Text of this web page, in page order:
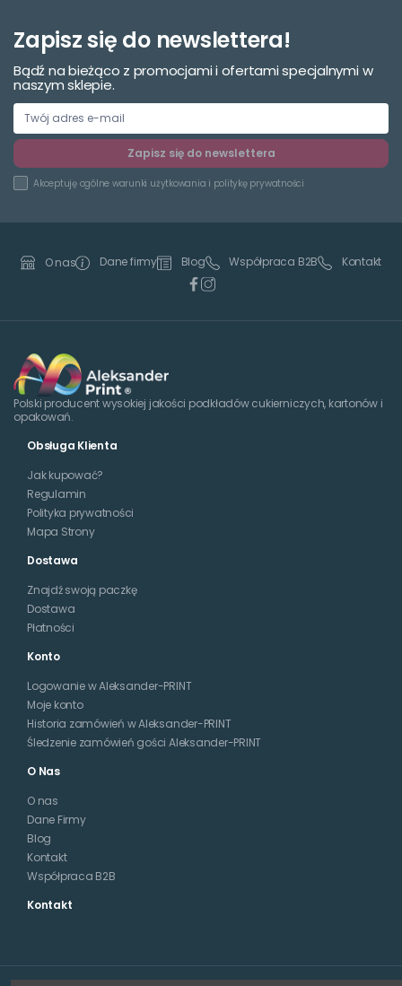
Zapisz się do newslettera!
Bądź na bieżąco z promocjami i ofertami specjalnymi w
naszym sklepie.
Zapisz się do newslettera
Akceptuję ogólne warunki użytkowania i politykę prywatności
O nas Dane firmy Blog Współpraca B2B Kontakt
Polski producent wysokiej jakości podkładów cukierniczych, kartonów i
opakowań.
Obsługa Klienta
Jak kupować?
Regulamin
Polityka prywatności
Mapa Strony
Dostawa
Znajdź swoją paczkę
Dostawa
Płatności
Konto
Logowanie w Aleksander-PRINT
Moje konto
Historia zamówień w Aleksander-PRINT
Śledzenie zamówień gości Aleksander-PRINT
O Nas
O nas
Dane Firmy
Blog
Kontakt
Współpraca B2B
Kontakt